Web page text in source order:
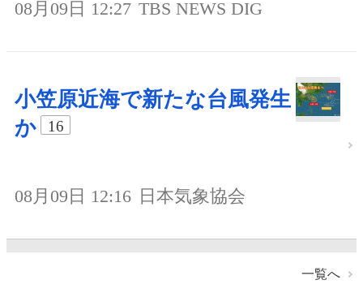
08月09日 12:27 TBS NEWS DIG
小笠原近海で新たな台風発生
か
16
08月09日 12:16 日本気象協会
一覧へ